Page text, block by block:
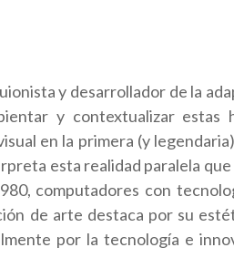
y desarrollador de la
y contextualizar estas
en la primera (y
esta realidad paralela
computadores con
de arte destaca por su
por la tecnología e